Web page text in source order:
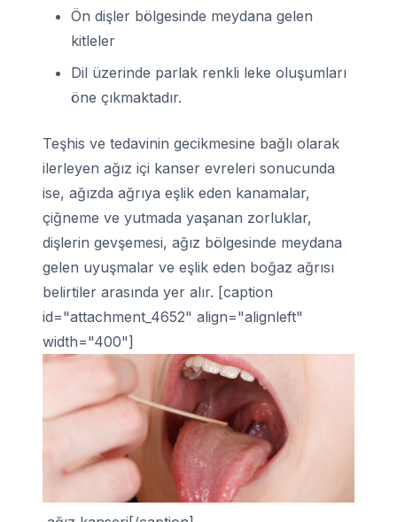
Ön dişler bölgesinde meydana gelen
kitleler
Dil üzerinde parlak renkli leke oluşumları
öne çıkmaktadır.
Teşhis ve tedavinin gecikmesine bağlı olarak
ilerleyen ağız içi kanser evreleri sonucunda
ise, ağızda ağrıya eşlik eden kanamalar,
çiğneme ve yutmada yaşanan zorluklar,
dişlerin gevşemesi, ağız bölgesinde meydana
gelen uyuşmalar ve eşlik eden boğaz ağrısı
belirtiler arasında yer alır. [caption
id="attachment_4652" align="alignleft"
width="400"]